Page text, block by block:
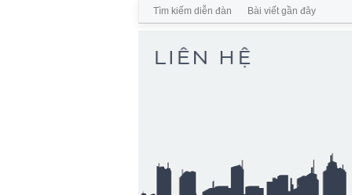
Tìm kiếm diễn đàn Bài viết gần đây